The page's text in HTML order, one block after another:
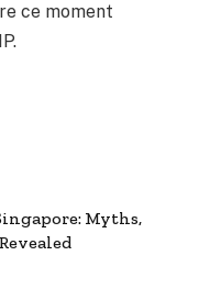
ce moment
Myths,